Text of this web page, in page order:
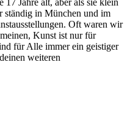
ständig in München und im
Oft waren wir
Kunst ist nur für
für Alle immer ein geistiger
weiteren